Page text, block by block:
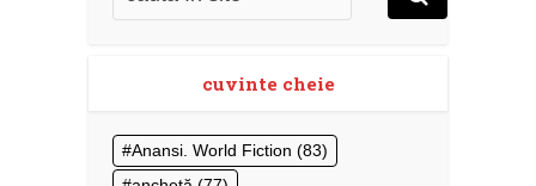
cuvinte cheie
Anansi. World Fiction (83)